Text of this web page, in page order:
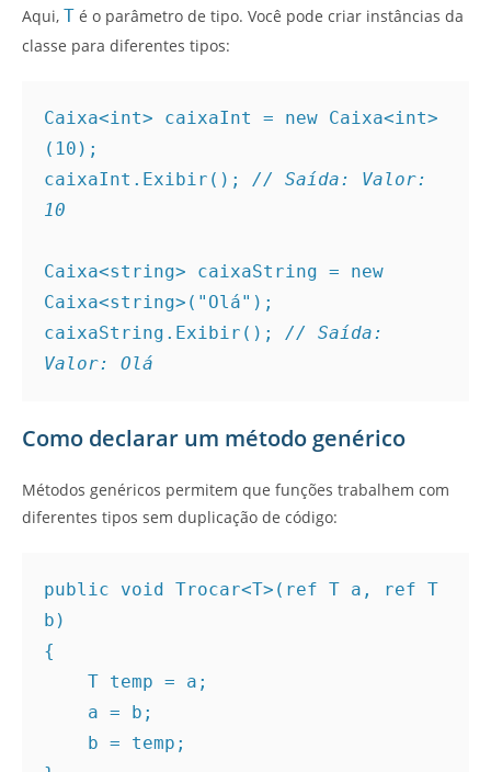
Aqui, T é o parâmetro de tipo. Você pode criar instâncias da
classe para diferentes tipos:
Caixa<int> caixaInt = new Caixa<int>
(10);
caixaInt.Exibir(); // Saída: Valor:
10
Caixa<string> caixaString = new
Caixa<string>("Olá");
caixaString.Exibir(); // Saída:
Valor: Olá
Como declarar um método genérico
Métodos genéricos permitem que funções trabalhem com
diferentes tipos sem duplicação de código:
public void Trocar<T>(ref T a, ref T
b)
{
    T temp = a;
    a = b;
    b = temp;